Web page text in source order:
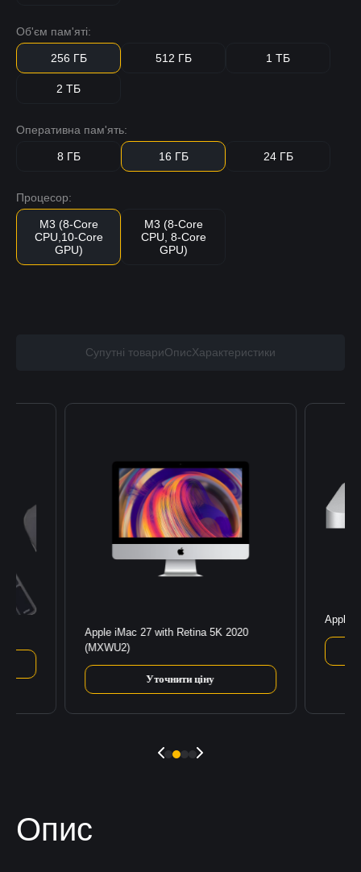
Об'єм пам'яті:
256 ГБ 512 ГБ 1 ТБ
2 ТБ
Оперативна пам'ять:
8 ГБ 16 ГБ 24 ГБ
Процесор:
M3 (8-Core
CPU,10-Core
GPU)
M3 (8-Core
CPU, 8-Core
GPU)
Супутні товариОписХарактеристики
Apple iMac 27 with Retina 5K 2020
(MXWU2)
Уточнити ціну
Apple
Опис